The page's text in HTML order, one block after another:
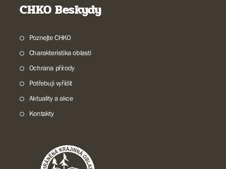
CHKO Beskydy
Poznejte CHKO
Charakteristika oblasti
Ochrana přírody
Potřebuji vyřídit
Aktuality a akce
Kontakty